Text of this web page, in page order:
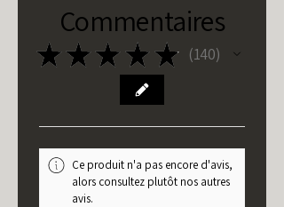
Commentaires
★ ★ ★ ★ ★ 140
140
Ce produit n'a pas encore d'avis,
alors consultez plutôt nos autres
avis.